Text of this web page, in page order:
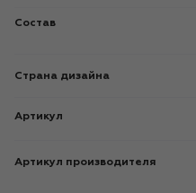
Состав
Страна дизайна
Артикул
Артикул производителя